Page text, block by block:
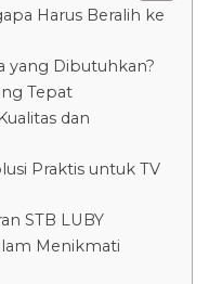
Harus Beralih ke
yang Dibutuhkan?
Tepat
dan
Praktis untuk TV
STB LUBY
Menikmati